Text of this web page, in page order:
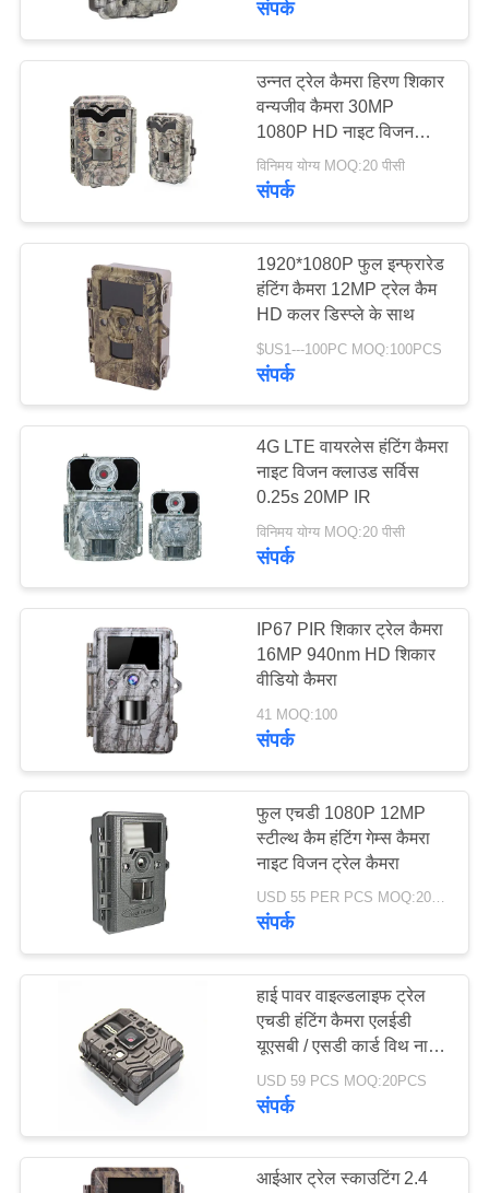
वन्यजीव उद्यान कैमरा
14
जीपीएस ट्रेल कैमरा
27
वन कैमरा
थर्मल इमेजिंग मोनोकुलर
संपर्क
उन्नत ट्रेल कैमरा हिरण शिकार
वन्यजीव कैमरा 30MP
1080P HD नाइट विजन
CMOS इन्फ्रारेड
विनिमय योग्य MOQ:20 पीसी
संपर्क
1920*1080P फुल इन्फ्रारेड
हंटिंग कैमरा 12MP ट्रेल कैम
HD कलर डिस्प्ले के साथ
$US1---100PC MOQ:100PCS
संपर्क
4G LTE वायरलेस हंटिंग कैमरा
नाइट विजन क्लाउड सर्विस
0.25s 20MP IR
विनिमय योग्य MOQ:20 पीसी
संपर्क
IP67 PIR शिकार ट्रेल कैमरा
16MP 940nm HD शिकार
वीडियो कैमरा
41 MOQ:100
संपर्क
फुल एचडी 1080P 12MP
स्टील्थ कैम हंटिंग गेम्स कैमरा
नाइट विजन ट्रेल कैमरा
USD 55 PER PCS MOQ:20 पीसीएस
संपर्क
हाई पावर वाइल्डलाइफ ट्रेल
एचडी हंटिंग कैमरा एलईडी
यूएसबी / एसडी कार्ड विथ नाइट
टाइम वर्जन
USD 59 PCS MOQ:20PCS
संपर्क
आईआर ट्रेल स्काउटिंग 2.4